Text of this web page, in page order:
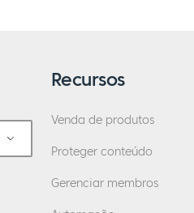
Recursos
Venda de produtos
Proteger conteúdo
Gerenciar membros